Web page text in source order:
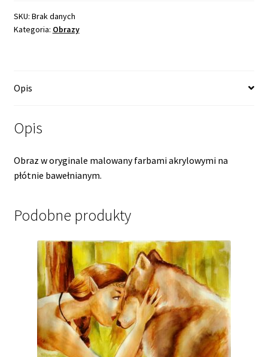
-
znowu
SKU: Brak danych
Kategoria: Obrazy
Opis
Opis
Obraz w oryginale malowany farbami akrylowymi na
płótnie bawełnianym.
Podobne produkty